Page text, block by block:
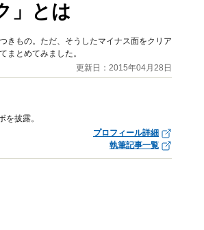
」とは
きもの。ただ、そうしたマイナス面をクリア
まとめてみました。
更新日：2015年04月28日
披露。
プロフィール詳細
執筆記事一覧